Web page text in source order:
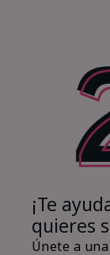
¡Te
quieres
Únete a